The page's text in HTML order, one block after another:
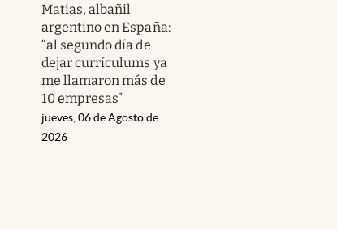
Matias, albañil
argentino en España:
“al segundo día de
dejar currículums ya
me llamaron más de
10 empresas”
jueves, 06 de Agosto de
2026